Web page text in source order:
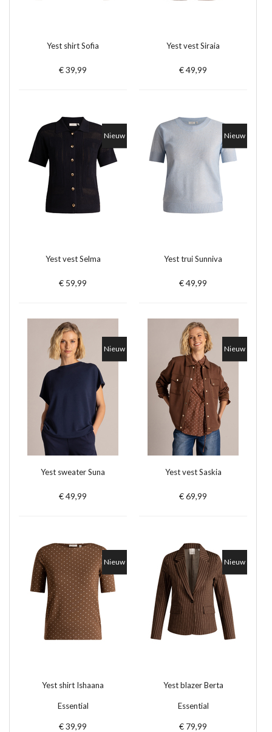
Yest shirt Sofia
€ 39,99
Yest vest Siraia
€ 49,99
Nieuw
Yest vest Selma
€ 59,99
Nieuw
Yest trui Sunniva
€ 49,99
Nieuw
Yest sweater Suna
€ 49,99
Nieuw
Yest vest Saskia
€ 69,99
Nieuw
Yest shirt Ishaana
Essential
€ 39,99
Nieuw
Yest blazer Berta
Essential
€ 79,99